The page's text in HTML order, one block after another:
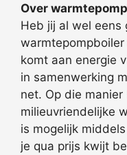
Over
Heb jij al wel eens
komt aan energie
in samenwerking
net. Op die
milieuvriendelijke
is mogelijk
je qua prijs kwijt